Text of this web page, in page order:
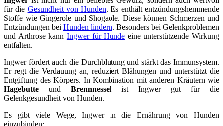
für die Gesundheit von Hunden. Es enthält entzündungshemmende
Stoffe wie Gingerole und Shogaole. Diese können Schmerzen und
Entzündungen bei Hunden lindern. Besonders bei Gelenkproblemen
und Arthrose kann Ingwer für Hunde eine unterstützende Wirkung
entfalten.
Ingwer fördert auch die Durchblutung und stärkt das Immunsystem.
Er regt die Verdauung an, reduziert Blähungen und unterstützt die
Entgiftung des Körpers. In Kombination mit anderen Kräutern wie
Hagebutte und Brennnessel ist Ingwer gut für die
Gelenkgesundheit von Hunden.
Es gibt viele Wege, Ingwer in die Ernährung von Hunden
einzubinden: